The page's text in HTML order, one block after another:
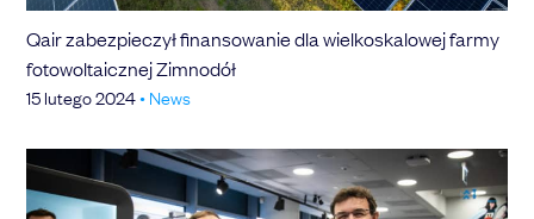
Qair zabezpieczył finansowanie dla wielkoskalowej farmy
fotowoltaicznej Zimnodół
15 lutego 2024• News